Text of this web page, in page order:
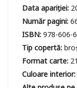
Data apariției:
Număr pagini:
ISBN:978-606-
Tip copertă:
Format carte:
Culoare